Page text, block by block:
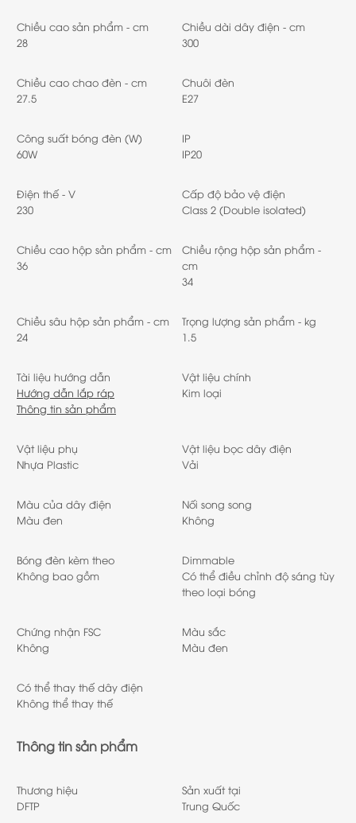
Chiều cao sản phẩm - cm
28
Chiều dài dây điện - cm
300
Chiều cao chao đèn - cm
27.5
Chuôi đèn
E27
Công suất bóng đèn (W)
60W
IP
IP20
Điện thế - V
230
Cấp độ bảo vệ điện
Class 2 (Double isolated)
Chiều cao hộp sản phẩm - cm
36
Chiều rộng hộp sản phẩm -
cm
34
Chiều sâu hộp sản phẩm - cm
24
Trọng lượng sản phẩm - kg
1.5
Tài liệu hướng dẫn
Hướng dẫn lắp ráp
Thông tin sản phẩm
Vật liệu chính
Kim loại
Vật liệu phụ
Nhựa Plastic
Vật liệu bọc dây điện
Vải
Màu của dây điện
Màu đen
Nối song song
Không
Bóng đèn kèm theo
Không bao gồm
Dimmable
Có thể điều chỉnh độ sáng tùy
theo loại bóng
Chứng nhận FSC
Không
Màu sắc
Màu đen
Có thể thay thế dây điện
Không thể thay thế
Thông tin sản phẩm
Thương hiệu
DFTP
Sản xuất tại
Trung Quốc